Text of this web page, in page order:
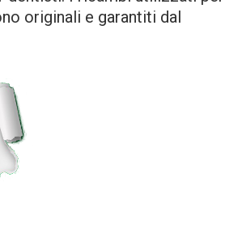
originali e garantiti dal